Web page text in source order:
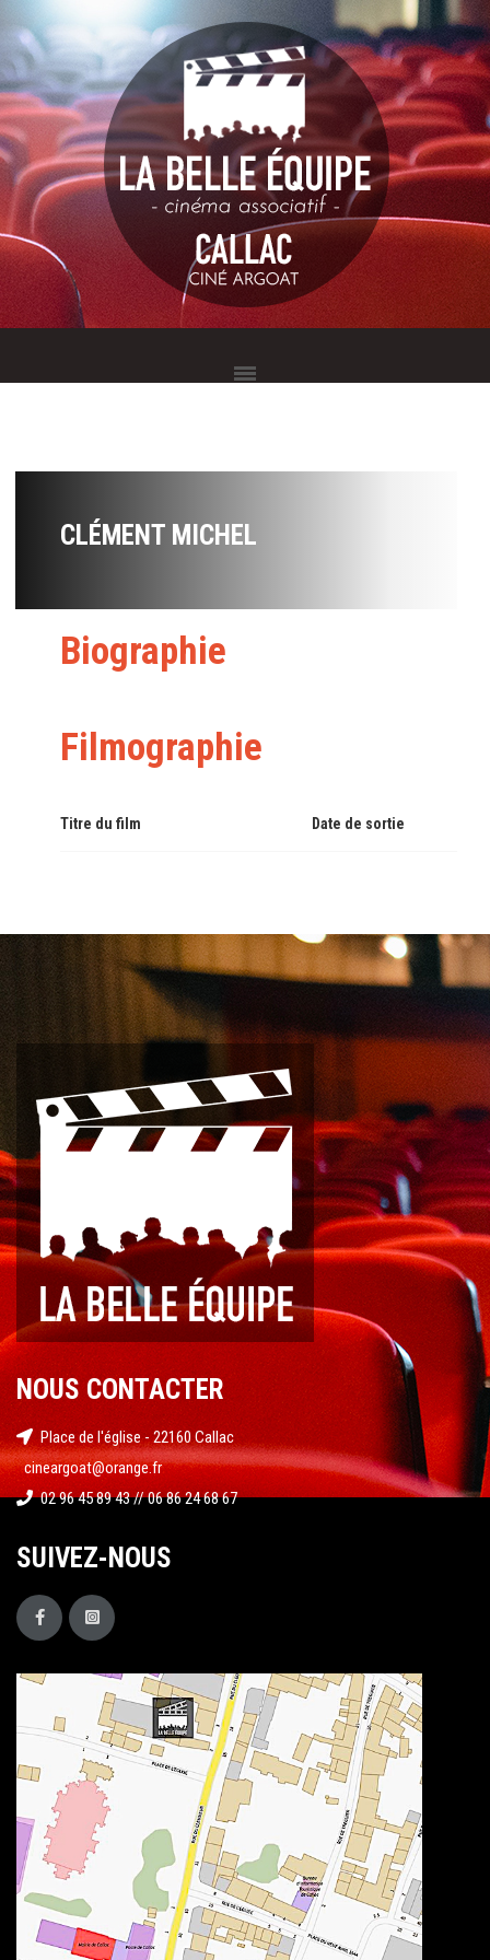
CLÉMENT MICHEL
Biographie
Filmographie
Titre du film Date de sortie
NOUS CONTACTER
Place de l'église - 22160 Callac
cineargoat@orange.fr
02 96 45 89 43 // 06 86 24 68 67
SUIVEZ-NOUS